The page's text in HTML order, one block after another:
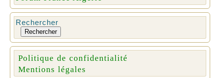
Rechercher
Rechercher
Politique de confidentialité
Mentions légales